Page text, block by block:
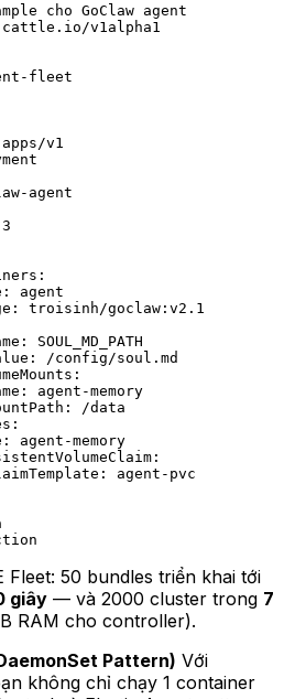
cho GoClaw agent
v1alpha1
fleet
v1
agent
agent
troisinh/goclaw:v2.1
SOUL_MD_PATH
/config/soul.md
agent-memory
/data
agent-memory
agent-pvc
Fleet: 50 bundles triển khai tới
giây — và 2000 cluster trong 7
RAM cho controller).
Pattern) Với
không chỉ chạy 1 container